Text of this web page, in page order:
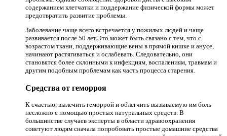
содержанием клетчатки и поддержание физической формы может
предотвратить развитие проблемы.
Заболевание чаще всего встречается у пожилых людей и чаще
развивается после 50 лет.Это может быть связано с тем, что с
возрастом ткани, поддерживающие вены в прямой кишке и анусе,
начинают растягиваться и ослабевать. Следовательно, они
становятся более склонными к инфекциям, воспалениям, травмам и
другим подобным проблемам как часть процесса старения.
Средства от геморроя
К счастью, вылечить геморрой и облегчить вызываемую им боль
несложно с помощью простых натуральных средств. В
большинстве случаев эксперты в области здравоохранения
советуют людям сначала попробовать простые домашние средства